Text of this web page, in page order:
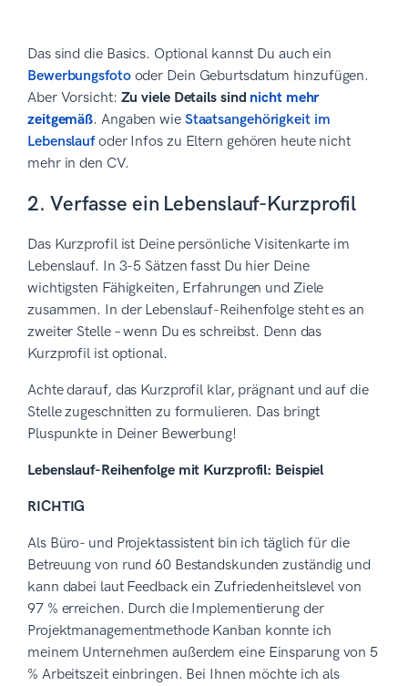
Das sind die Basics. Optional kannst Du auch ein
Bewerbungsfotooder Dein Geburtsdatum hinzufügen.
Aber Vorsicht: Zu viele Details sind nicht mehr
zeitgemäß. Angaben wie Staatsangehörigkeit im
Lebenslaufoder Infos zu Eltern gehören heute nicht
mehr in den CV.
2. Verfasse ein Lebenslauf-Kurzprofil
Das Kurzprofil ist Deine persönliche Visitenkarte im
Lebenslauf. In 3-5 Sätzen fasst Du hier Deine
wichtigsten Fähigkeiten, Erfahrungen und Ziele
zusammen. In der Lebenslauf-Reihenfolge steht es an
zweiter Stelle – wenn Du es schreibst. Denn das
Kurzprofil ist optional.
Achte darauf, das Kurzprofil klar, prägnant und auf die
Stelle zugeschnitten zu formulieren. Das bringt
Pluspunkte in Deiner Bewerbung!
Lebenslauf-Reihenfolge mit Kurzprofil: Beispiel
RICHTIG
Als Büro- und Projektassistent bin ich täglich für die
Betreuung von rund 60 Bestandskunden zuständig und
kann dabei laut Feedback ein Zufriedenheitslevel von
97 % erreichen. Durch die Implementierung der
Projektmanagementmethode Kanban konnte ich
meinem Unternehmen außerdem eine Einsparung von 5
% Arbeitszeit einbringen. Bei Ihnen möchte ich als